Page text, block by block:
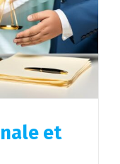
et